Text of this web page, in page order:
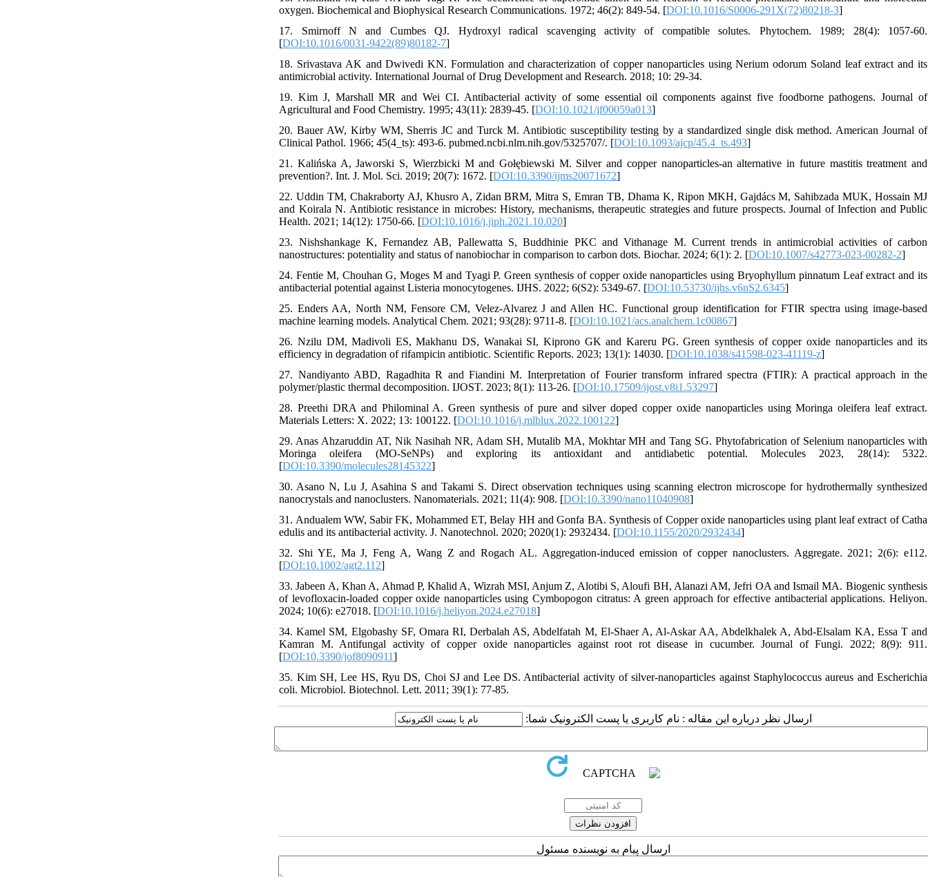
oxygen. Biochemical and Biophysical Research Communications. 1972; 46(2): 849-54. [DOI:10.1016/S0006-291X(72)80218-3]
17. Smirnoff N and Cumbes QJ. Hydroxyl radical scavenging activity of compatible solutes. Phytochem. 1989; 28(4): 1057-60.
[DOI:10.1016/0031-9422(89)80182-7]
18. Srivastava AK and Dwivedi KN. Formulation and characterization of copper nanoparticles using Nerium odorum Soland leaf extract and its
antimicrobial activity. International Journal of Drug Development and Research. 2018; 10: 29-34.
19. Kim J, Marshall MR and Wei CI. Antibacterial activity of some essential oil components against five foodborne pathogens. Journal of
Agricultural and Food Chemistry. 1995; 43(11): 2839-45. [DOI:10.1021/jf00059a013]
20. Bauer AW, Kirby WM, Sherris JC and Turck M. Antibiotic susceptibility testing by a standardized single disk method. American Journal of
Clinical Pathol. 1966; 45(4_ts): 493-6. pubmed.ncbi.nlm.nih.gov/5325707/. [DOI:10.1093/ajcp/45.4_ts.493]
21. Kalińska A, Jaworski S, Wierzbicki M and Gołębiewski M. Silver and copper nanoparticles-an alternative in future mastitis treatment and
prevention?. Int. J. Mol. Sci. 2019; 20(7): 1672. [DOI:10.3390/ijms20071672]
22. Uddin TM, Chakraborty AJ, Khusro A, Zidan BRM, Mitra S, Emran TB, Dhama K, Ripon MKH, Gajdács M, Sahibzada MUK, Hossain MJ
and Koirala N. Antibiotic resistance in microbes: History, mechanisms, therapeutic strategies and future prospects. Journal of Infection and Public
Health. 2021; 14(12): 1750-66. [DOI:10.1016/j.jiph.2021.10.020]
23. Nishshankage K, Fernandez AB, Pallewatta S, Buddhinie PKC and Vithanage M. Current trends in antimicrobial activities of carbon
nanostructures: potentiality and status of nanobiochar in comparison to carbon dots. Biochar. 2024; 6(1): 2. [DOI:10.1007/s42773-023-00282-2]
24. Fentie M, Chouhan G, Moges M and Tyagi P. Green synthesis of copper oxide nanoparticles using Bryophyllum pinnatum Leaf extract and its
antibacterial potential against Listeria monocytogenes. IJHS. 2022; 6(S2): 5349-67. [DOI:10.53730/ijhs.v6nS2.6345]
25. Enders AA, North NM, Fensore CM, Velez-Alvarez J and Allen HC. Functional group identification for FTIR spectra using image-based
machine learning models. Analytical Chem. 2021; 93(28): 9711-8. [DOI:10.1021/acs.analchem.1c00867]
26. Nzilu DM, Madivoli ES, Makhanu DS, Wanakai SI, Kiprono GK and Kareru PG. Green synthesis of copper oxide nanoparticles and its
efficiency in degradation of rifampicin antibiotic. Scientific Reports. 2023; 13(1): 14030. [DOI:10.1038/s41598-023-41119-z]
27. Nandiyanto ABD, Ragadhita R and Fiandini M. Interpretation of Fourier transform infrared spectra (FTIR): A practical approach in the
polymer/plastic thermal decomposition. IJOST. 2023; 8(1): 113-26. [DOI:10.17509/ijost.v8i1.53297]
28. Preethi DRA and Philominal A. Green synthesis of pure and silver doped copper oxide nanoparticles using Moringa oleifera leaf extract.
Materials Letters: X. 2022; 13: 100122. [DOI:10.1016/j.mlblux.2022.100122]
29. Anas Ahzaruddin AT, Nik Nasihah NR, Adam SH, Mutalib MA, Mokhtar MH and Tang SG. Phytofabrication of Selenium nanoparticles with
Moringa oleifera (MO-SeNPs) and exploring its antioxidant and antidiabetic potential. Molecules 2023, 28(14): 5322.
[DOI:10.3390/molecules28145322]
30. Asano N, Lu J, Asahina S and Takami S. Direct observation techniques using scanning electron microscope for hydrothermally synthesized
nanocrystals and nanoclusters. Nanomaterials. 2021; 11(4): 908. [DOI:10.3390/nano11040908]
31. Andualem WW, Sabir FK, Mohammed ET, Belay HH and Gonfa BA. Synthesis of Copper oxide nanoparticles using plant leaf extract of Catha
edulis and its antibacterial activity. J. Nanotechnol. 2020; 2020(1): 2932434. [DOI:10.1155/2020/2932434]
32. Shi YE, Ma J, Feng A, Wang Z and Rogach AL. Aggregation‐induced emission of copper nanoclusters. Aggregate. 2021; 2(6): e112.
[DOI:10.1002/agt2.112]
33. Jabeen A, Khan A, Ahmad P, Khalid A, Wizrah MSI, Anjum Z, Alotibi S, Aloufi BH, Alanazi AM, Jefri OA and Ismail MA. Biogenic synthesis
of levofloxacin-loaded copper oxide nanoparticles using Cymbopogon citratus: A green approach for effective antibacterial applications. Heliyon.
2024; 10(6): e27018. [DOI:10.1016/j.heliyon.2024.e27018]
34. Kamel SM, Elgobashy SF, Omara RI, Derbalah AS, Abdelfatah M, El-Shaer A, Al-Askar AA, Abdelkhalek A, Abd-Elsalam KA, Essa T and
Kamran M. Antifungal activity of copper oxide nanoparticles against root rot disease in cucumber. Journal of Fungi. 2022; 8(9): 911.
[DOI:10.3390/jof8090911]
35. Kim SH, Lee HS, Ryu DS, Choi SJ and Lee DS. Antibacterial activity of silver-nanoparticles against Staphylococcus aureus and Escherichia
coli. Microbiol. Biotechnol. Lett. 2011; 39(1): 77-85.
ارسال نظر درباره این مقاله : نام کاربری یا پست الکترونیک شما:
ارسال پیام به نویسنده مسئول